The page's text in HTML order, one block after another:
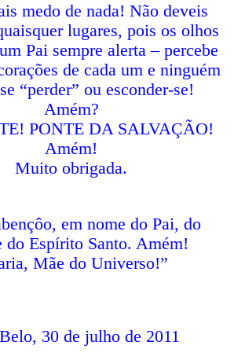
medo de nada! Não deveis
lugares, pois os olhos
Pai sempre alerta – percebe
de cada um e ninguém
“perder” ou esconder-se!
Amém?
PONTE DA SALVAÇÃO!
Amém!
Muito obrigada.
em nome do Pai, do
do Espírito Santo. Amém!
Mãe do Universo!”
30 de julho de 2011